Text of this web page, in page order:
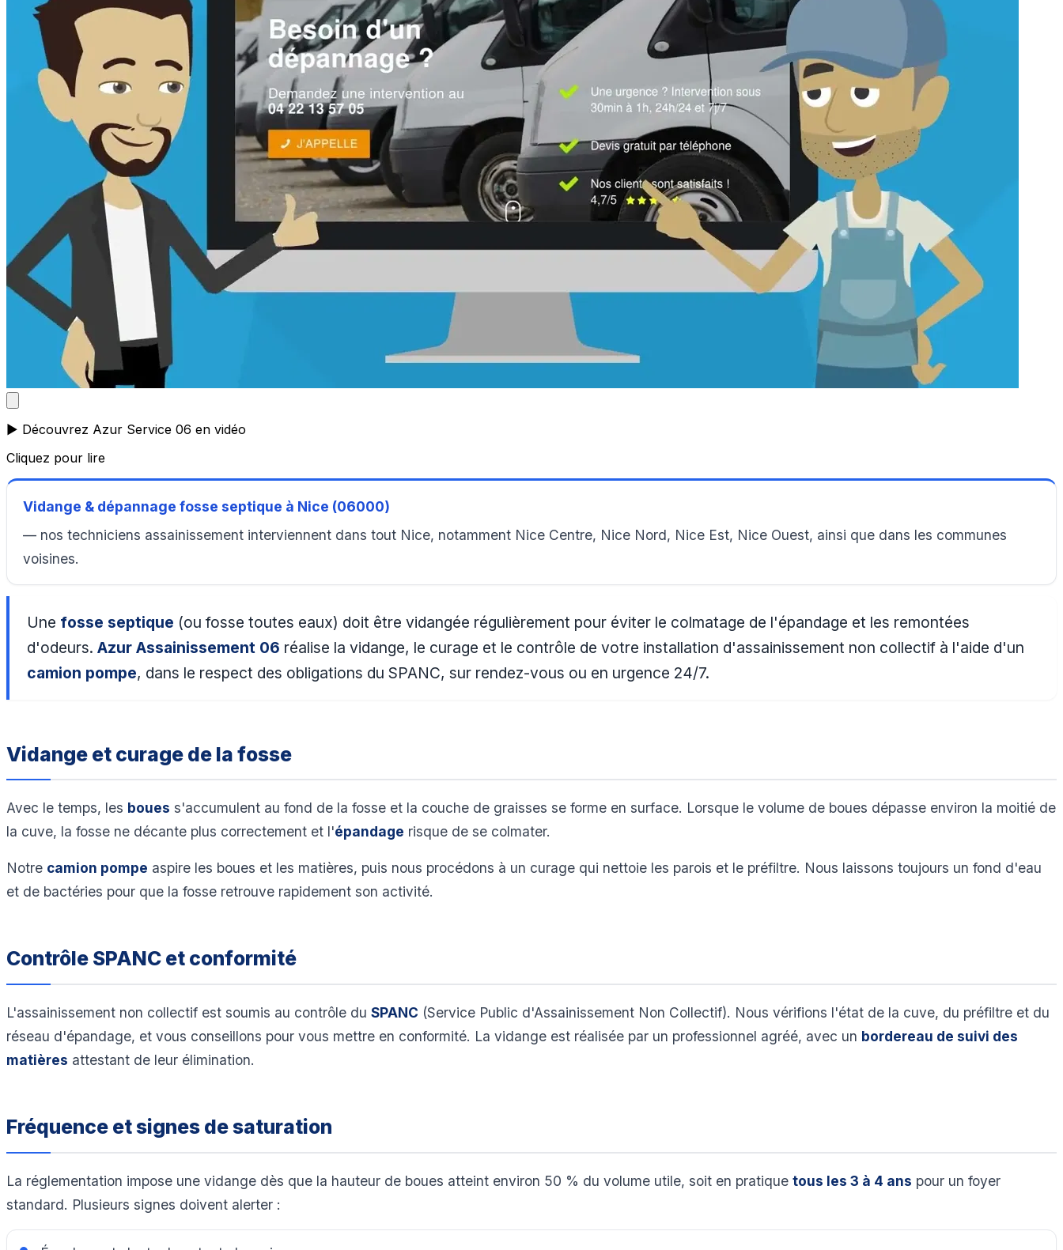
▶️ Découvrez Azur Service 06 en vidéo
Cliquez pour lire
Vidange & dépannage fosse septique à Nice (06000)
— nos techniciens assainissement interviennent dans tout Nice, notamment Nice Centre, Nice Nord, Nice Est, Nice Ouest, ainsi que dans les communes
voisines.
Une fosse septique (ou fosse toutes eaux) doit être vidangée régulièrement pour éviter le colmatage de l'épandage et les remontées
d'odeurs.Azur Assainissement 06 réalise la vidange, le curage et le contrôle de votre installation d'assainissement non collectif à l'aide d'un
camion pompe, dans le respect des obligations du SPANC, sur rendez-vous ou en urgence 24/7.
Vidange et curage de la fosse
Avec le temps, les boues s'accumulent au fond de la fosse et la couche de graisses se forme en surface. Lorsque le volume de boues dépasse environ la moitié de
la cuve, la fosse ne décante plus correctement et l'épandage risque de se colmater.
Notre camion pompe aspire les boues et les matières, puis nous procédons à un curage qui nettoie les parois et le préfiltre. Nous laissons toujours un fond d'eau
et de bactéries pour que la fosse retrouve rapidement son activité.
Contrôle SPANC et conformité
L'assainissement non collectif est soumis au contrôle du SPANC (Service Public d'Assainissement Non Collectif). Nous vérifions l'état de la cuve, du préfiltre et du
réseau d'épandage, et vous conseillons pour vous mettre en conformité. La vidange est réalisée par un professionnel agréé, avec un bordereau de suivi des
matières attestant de leur élimination.
Fréquence et signes de saturation
La réglementation impose une vidange dès que la hauteur de boues atteint environ 50 % du volume utile, soit en pratique tous les 3 à 4 ans pour un foyer
standard. Plusieurs signes doivent alerter :